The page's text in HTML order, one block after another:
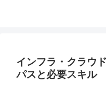
インフラ・クラウ
パスと必要スキル